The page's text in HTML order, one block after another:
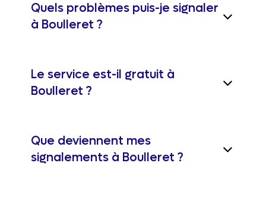
Quels problèmes puis-je signaler
à Boulleret ?
Le service est-il gratuit à
Boulleret ?
Que deviennent mes
signalements à Boulleret ?